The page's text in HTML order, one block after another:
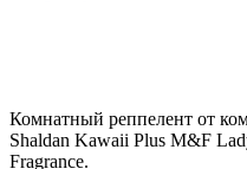
Комнатный реппелент от
Shaldan Kawaii Plus M&F
Fragrance.